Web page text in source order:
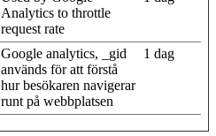
Analytics to throttle
request rate
Google analytics, _gid
används för att förstå
hur besökaren navigerar
runt på webbplatsen
1 dag